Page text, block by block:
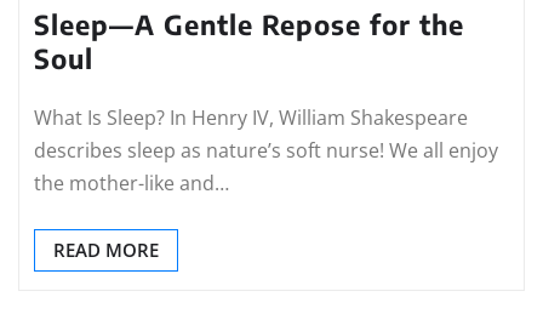
Sleep—A Gentle Repose for the
Soul
What Is Sleep? In Henry IV, William Shakespeare
describes sleep as nature’s soft nurse! We all enjoy
the mother-like and…
READ MORE